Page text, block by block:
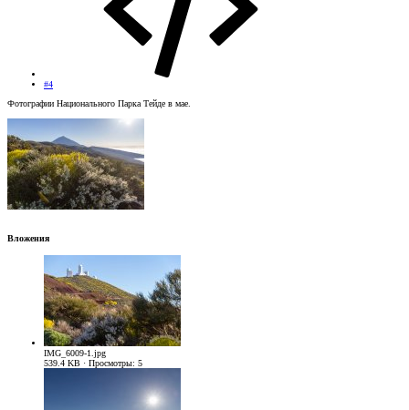
#4
Фотографии Национального Парка Тейде в мае.
Вложения
IMG_6009-1.jpg
539.4 KB · Просмотры: 5